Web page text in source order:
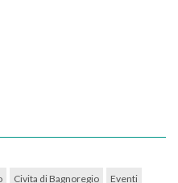
Civita di Bagnoregio Eventi